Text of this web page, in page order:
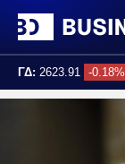
ΓΔ: 2623.91 -0.18%